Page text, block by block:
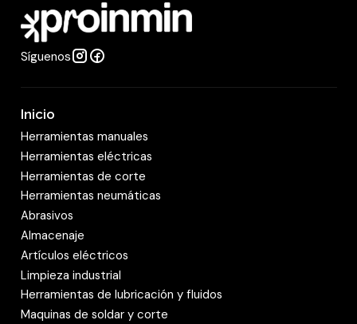
d
Síguenos
Inicio
Herramientas manuales
Herramientas eléctricas
Herramientas de corte
Herramientas neumáticas
Abrasivos
Almacenaje
Artículos eléctricos
Limpieza industrial
Herramientas de lubricación y fluidos
Maquinas de soldar y corte